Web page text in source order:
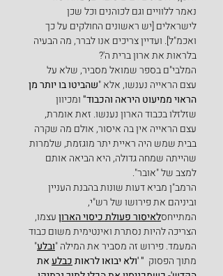
נאמר ללוויים וגם לכוהנים וכל שכן
לישראלים [יש ראשונים החולקים על כך
ואכמ"ל]. ועדיין צריכים אנו לברר, מה הבעיה
בלראות את ארון ברית ה'?
המלבי"ם בספר שמואל מסביר, שלא על
עצם הראייה נענשו, אלא "שהביטו בו יותר מן
הראוי ממיעוט היראה והכבוד" ומכיוון
שזלזלו בכבוד הארון נענשו. זאת אומרת,
עצם הראייה אין בה איסור, אולם מה שקרה
בבית שמש היה ראיית יתר מוגזמת, שלמרות
שהייתה שמחה גדולה, היא הביאה אותם
למצב של "אובר".
הרמב"ן מביא דעות שונות בהבנת העניין
וביניהם את פירושו של רש"י,
המתייחסלאיסור פעולת כיסוי הארון עצמו,
הצריכה להיות נסתרת ואינטימית משום כבוד
המעמד. פירוש זה מסביר את המילה "ובלע"
מתוך הפסוק " 'ולא יבואו לראות כבלע את